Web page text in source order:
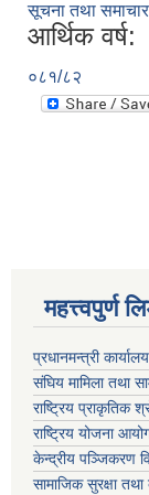
सूचना तथा समाचार
आर्थिक वर्ष:
०८१/८२
महत्त्वपुर्ण
प्रधानमन्त्री कार्यालय
संघिय मामिला तथा
राष्ट्रिय प्राकृतिक
राष्ट्रिय योजना
केन्द्रीय पञ्जिकरण
सामाजिक सुरक्षा तथा